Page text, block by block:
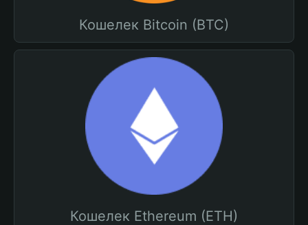
Кошелек Bitcoin (BTC)
Кошелек Ethereum (ETH)